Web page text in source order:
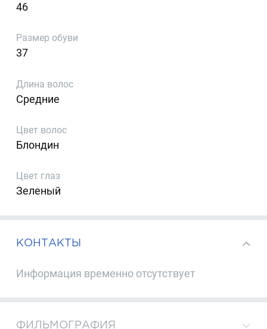
46
Размер обуви
37
Длина волос
Средние
Цвет волос
Блондин
Цвет глаз
Зеленый
КОНТАКТЫ
Информация временно отсутствует
ФИЛЬМОГРАФИЯ